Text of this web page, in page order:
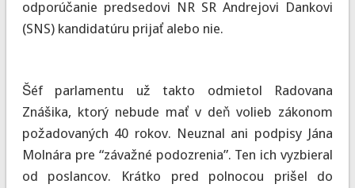
odporúčanie predsedovi NR SR Andrejovi Dankovi
(SNS) kandidatúru prijať alebo nie.
Šéf parlamentu už takto odmietol Radovana
Znášika, ktorý nebude mať v deň volieb zákonom
požadovaných 40 rokov. Neuznal ani podpisy Jána
Molnára pre “závažné podozrenia”. Ten ich vyzbieral
od poslancov. Krátko pred polnocou prišel do